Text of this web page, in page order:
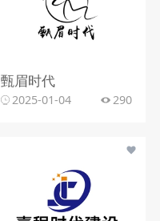
甄眉时代
2025-01-04 290